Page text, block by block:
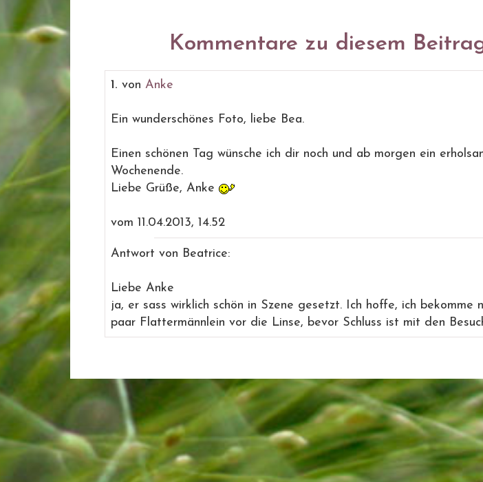
Kommentare zu diesem
1. von Anke
Ein wunderschönes Foto, liebe Bea.
Einen schönen Tag wünsche ich dir noch und ab morgen ein
Wochenende.
Liebe Grüße, Anke
vom 11.04.2013, 14.52
Antwort von Beatrice:
Liebe Anke
ja, er sass wirklich schön in Szene gesetzt. Ich hoffe, ich bekomme
paar Flattermännlein vor die Linse, bevor Schluss ist mit den